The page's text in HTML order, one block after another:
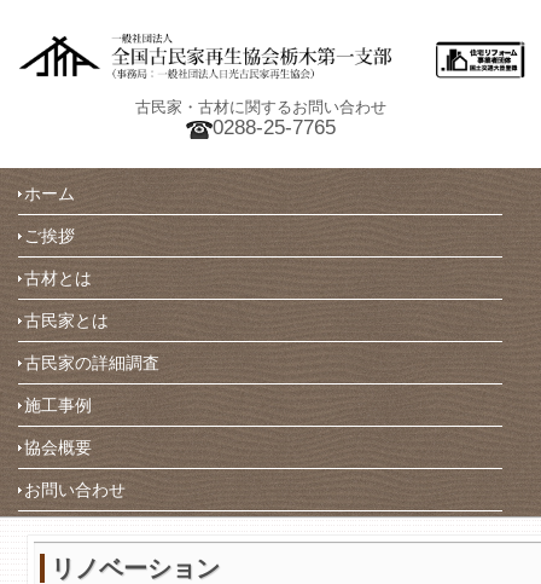
古民家・古材に関するお問い合わせ
0288-25-7765
ホーム
ご挨拶
古材とは
古民家とは
古民家の詳細調査
施工事例
協会概要
お問い合わせ
リノベーション